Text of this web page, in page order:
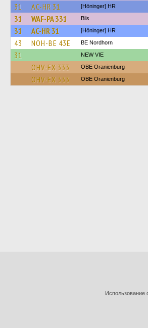
31 AC-HR 31 [Höninger] HR
31 WAF-PA 331 Bils
31 AC-HR 31 [Höninger] HR
43 NOH-BE 43E BE Nordhorn
31 NEW VIE
OHV-EX 333 OBE Oranienburg
OHV-EX 333 OBE Oranienburg
Использование